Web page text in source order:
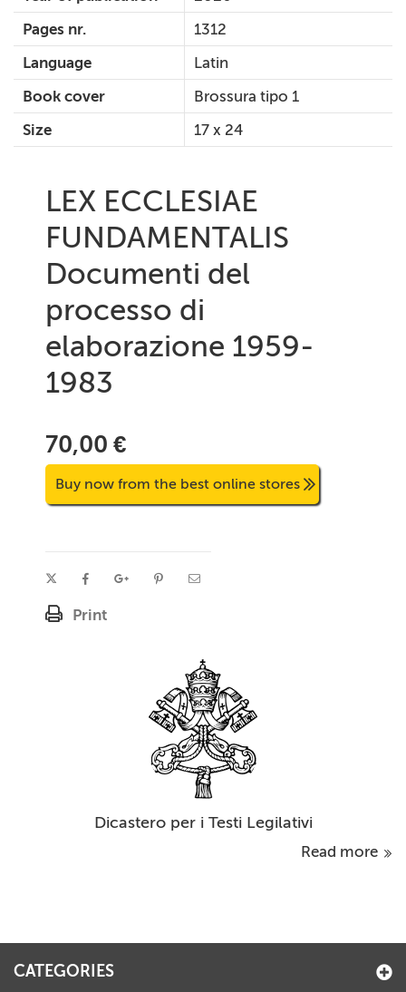
Pages nr.
1312
Language
Latin
Book cover
Brossura tipo 1
Size
17 x 24
LEX ECCLESIAE
FUNDAMENTALIS
Documenti del
processo di
elaborazione 1959-
1983
70,00 €
Buy now from the best online stores
Print
Dicastero per i Testi Legilativi
Read more
CATEGORIES